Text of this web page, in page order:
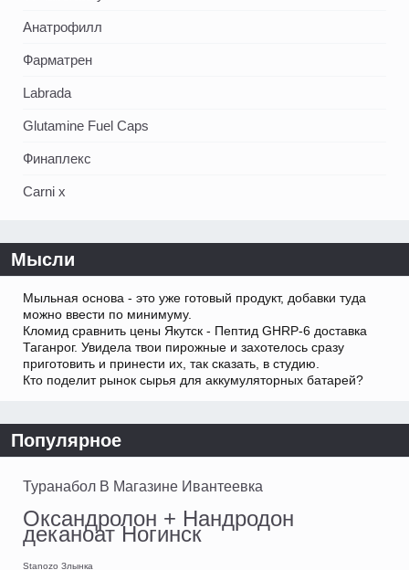
Анатрофилл
Фарматрен
Labrada
Glutamine Fuel Caps
Финаплекс
Carni x
Мысли
Мыльная основа - это уже готовый продукт, добавки туда
можно ввести по минимуму.
Кломид сравнить цены Якутск - Пептид GHRP-6 доставка
Таганрог. Увидела твои пирожные и захотелось сразу
приготовить и принести их, так сказать, в студию.
Кто поделит рынок сырья для аккумуляторных батарей?
Популярное
Туранабол В Магазине Ивантеевка
Оксандролон + Нандродон
деканоат Ногинск
Stanozo Злынка